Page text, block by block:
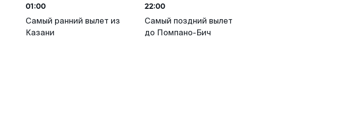
01:00
Самый ранний вылет из
Казани
22:00
Самый поздний вылет
до Помпано-Бич